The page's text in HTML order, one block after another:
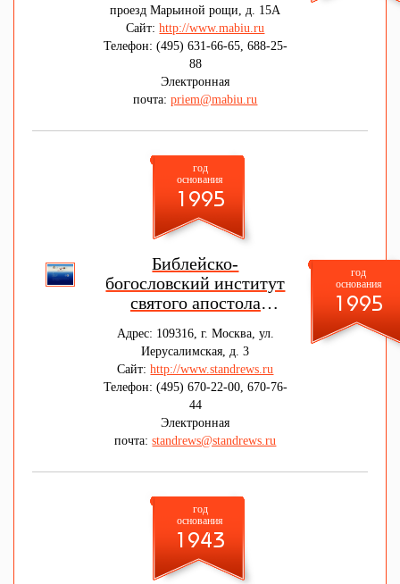
проезд Марьиной рощи, д. 15А
Сайт:http://www.mabiu.ru
Телефон: (495) 631-66-65, 688-25-
88
Электронная
почта:priem@mabiu.ru
год
основания
1995
Библейско-
богословский институт
святого апостола
Адрес: 109316, г. Москва, ул.
Иерусалимская, д. 3
Сайт:http://www.standrews.ru
Телефон: (495) 670-22-00, 670-76-
44
Электронная
почта:standrews@standrews.ru
год
основания
1995
год
основания
1943